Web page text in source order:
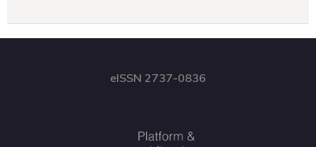
eISSN 2737-0836